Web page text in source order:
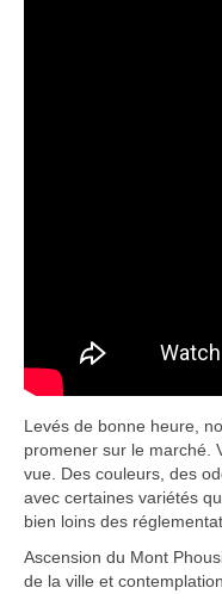
Levés de bonne heure,
promener sur le marché.
vue. Des couleurs, des
avec certaines variétés
bien loins des
Ascension du Mont
de la ville et